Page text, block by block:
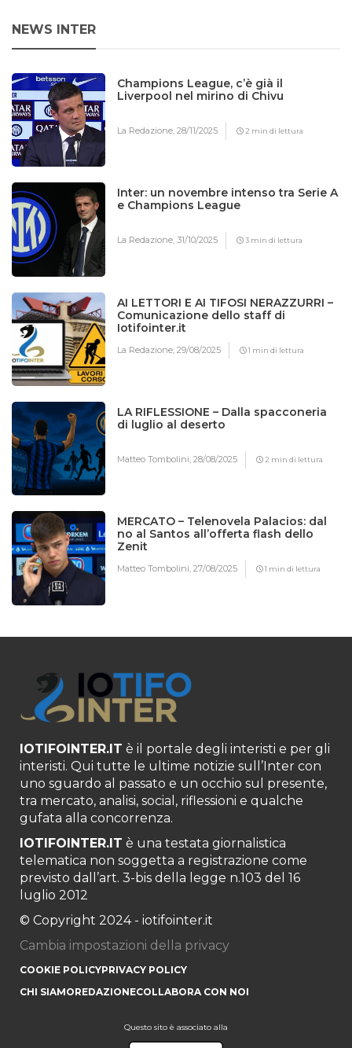
NEWS INTER
Champions League, c’è già il
Liverpool nel mirino di Chivu
La Redazione,28/11/2025 2 min di lettura
Inter: un novembre intenso tra Serie A
e Champions League
La Redazione,31/10/2025 3 min di lettura
AI LETTORI E AI TIFOSI NERAZZURRI –
Comunicazione dello staff di
Iotifointer.it
La Redazione,29/08/2025 1 min di lettura
LA RIFLESSIONE – Dalla spacconeria
di luglio al deserto
Matteo Tombolini,28/08/2025 2 min di lettura
MERCATO – Telenovela Palacios: dal
no al Santos all’offerta flash dello
Zenit
Matteo Tombolini,27/08/2025 1 min di lettura
IOTIFOINTER.IT è il portale degli interisti e per gli
interisti. Qui tutte le ultime notizie sull’Inter con
uno sguardo al passato e un occhio sul presente,
tra mercato, analisi, social, riflessioni e qualche
gufata alla concorrenza.
IOTIFOINTER.IT è una testata giornalistica
telematica non soggetta a registrazione come
previsto dall’art. 3-bis della legge n.103 del 16
luglio 2012
© Copyright 2024 - iotifointer.it
Cambia impostazioni della privacy
COOKIE POLICYPRIVACY POLICY
CHI SIAMOREDAZIONECOLLABORA CON NOI
Questo sito è associato alla